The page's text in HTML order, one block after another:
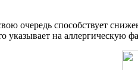
очередь способствует
указывает на аллергическую